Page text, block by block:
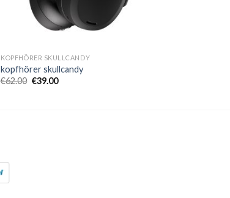
KOPFHÖRER SKULLCANDY
kopfhörer skullcandy
€62.00 €39.00